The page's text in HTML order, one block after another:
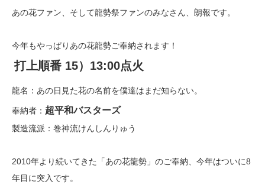
あの花ファン、そして龍勢祭ファンのみなさん、朗報です。
今年もやっぱりあの花龍勢ご奉納されます！
打上順番 15）13:00点火
龍名：あの日見た花の名前を僕達はまだ知らない。
奉納者： 超平和バスターズ
製造流派：巻神流けんしんりゅう
2010年より続いてきた「あの花龍勢」のご奉納、今年はついに8
年目に突入です。